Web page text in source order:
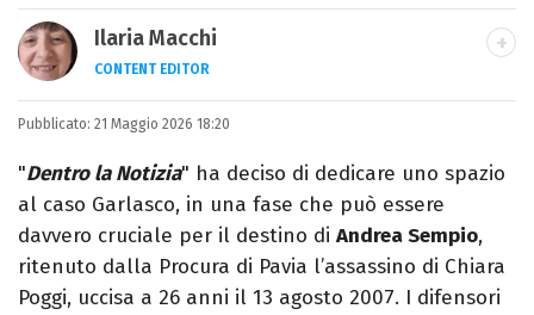
Ilaria Macchi
CONTENT EDITOR
Laureata in Linguaggi dei Media, amo il
giornalismo, il calcio, la TV e la moda, dove
cerco sempre le ultime tendenze.
Pubblicato: 21 Maggio 2026 18:20
"Dentro la Notizia" ha deciso di dedicare uno spazio
al caso Garlasco, in una fase che può essere
davvero cruciale per il destino di Andrea Sempio,
ritenuto dalla Procura di Pavia l’assassino di Chiara
Poggi, uccisa a 26 anni il 13 agosto 2007. I difensori